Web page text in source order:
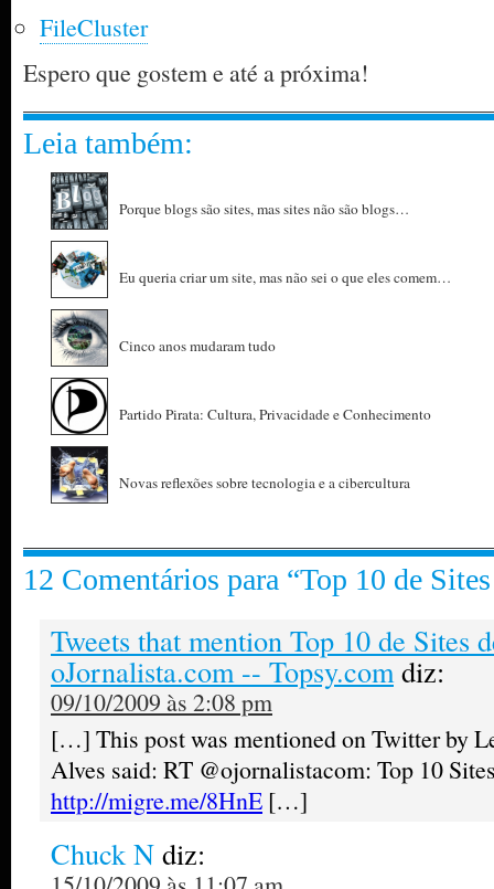
FileCluster
Espero que gostem e até a próxima!
Leia também:
Porque blogs são sites, mas sites não são blogs…
Eu queria criar um site, mas não sei o que eles comem…
Cinco anos mudaram tudo
Partido Pirata: Cultura, Privacidade e Conhecimento
Novas reflexões sobre tecnologia e a cibercultura
12 Comentários para “Top 10 de
Tweets that mention Top 10 de Sites
oJornalista.com -- Topsy.comdiz:
09/10/2009 às 2:08 pm
[…] This post was mentioned on Twitter by
Alves said: RT @ojornalistacom: Top 10
http://migre.me/8HnE […]
Chuck N diz: